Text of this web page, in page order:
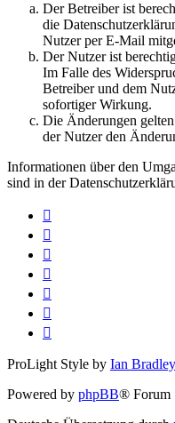
Der Betreiber ist
die
Nutzer per E-Mail
Der Nutzer ist
Im Falle des
Betreiber und dem
sofortiger Wirkung.
Die Änderungen
der Nutzer den
Informationen über den
sind in der
ProLight Style by Ian Bradley
Powered by phpBB® Forum